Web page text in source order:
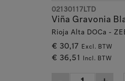
Toekomst
Bodegas R. López
innovatie de
blijft leidend terwijl
Viña Gravonia
Rioja Alta DOCa -
€ 30,17 Excl. BTW
€ 36,51 Incl. BTW
02130117LTD